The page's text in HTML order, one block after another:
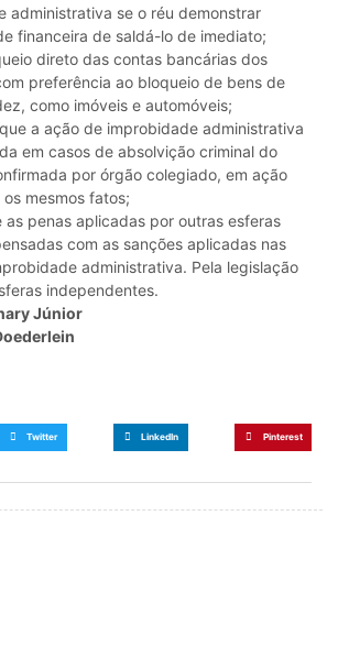
administrativa se o réu demonstrar
financeira de saldá-lo de imediato;
direto das contas bancárias dos
preferência ao bloqueio de bens de
como imóveis e automóveis;
a ação de improbidade administrativa
em casos de absolvição criminal do
por órgão colegiado, em ação
mesmos fatos;
as penas aplicadas por outras esferas
com as sanções aplicadas nas
administrativa. Pela legislação
independentes.
Júnior
Twitter LinkedIn Pinterest